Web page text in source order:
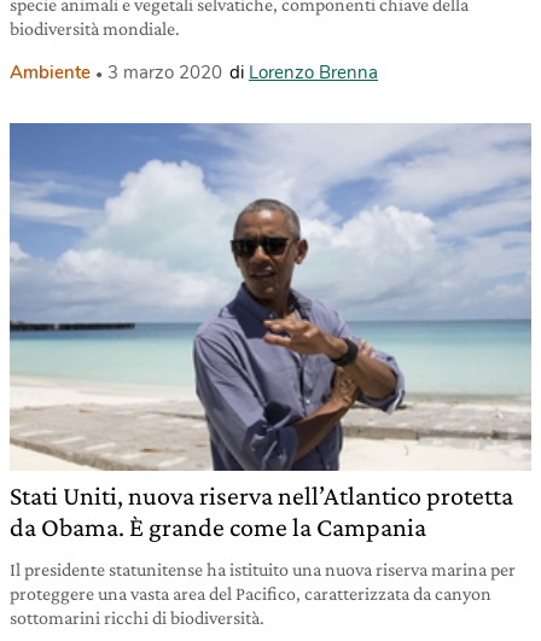
specie animali e vegetali selvatiche, componenti chiave della
biodiversità mondiale.
Ambiente 3 marzo 2020 di Lorenzo Brenna
Stati Uniti, nuova riserva nell’Atlantico protetta
da Obama. È grande come la Campania
Il presidente statunitense ha istituito una nuova riserva marina per
proteggere una vasta area del Pacifico, caratterizzata da canyon
sottomarini ricchi di biodiversità.